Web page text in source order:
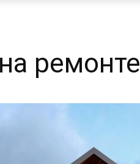
ремонте